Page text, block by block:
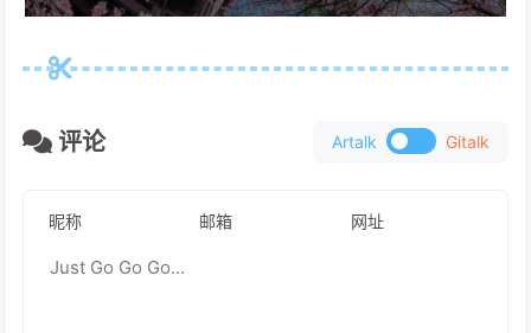
评论 Artalk Gitalk